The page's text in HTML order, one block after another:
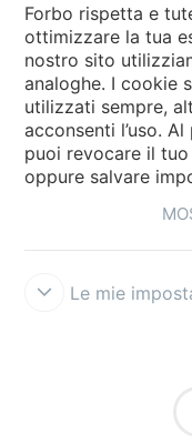
Seleziona una
Seleziona una nazione
Forbo rispetta e
ottimizzare la tua
nostro sito
analoghe. I cookie
utilizzati sempre,
acconsenti l’uso.
puoi revocare il
oppure salvare
Le mie